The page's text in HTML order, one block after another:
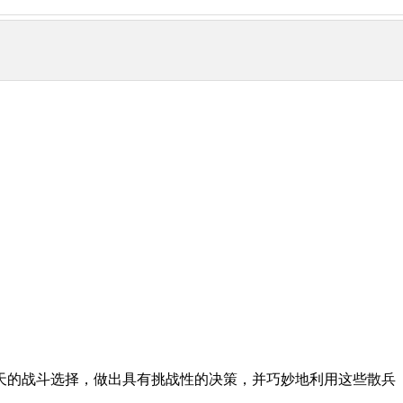
战斗选择，做出具有挑战性的决策，并巧妙地利用这些散兵